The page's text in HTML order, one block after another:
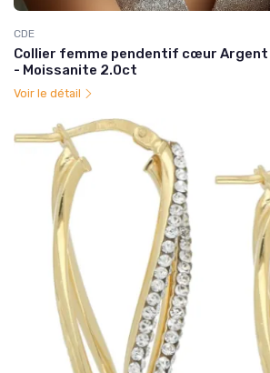
CDE
Collier femme pendentif cœur Argent
- Moissanite 2.0ct
Voir le détail